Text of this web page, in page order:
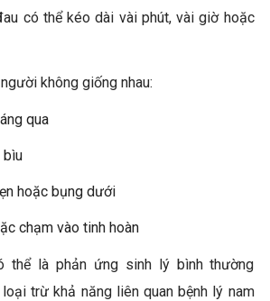
có thể kéo dài vài phút, vài giờ hoặc
không giống nhau:
qua
bìu
hoặc bụng dưới
chạm vào tinh hoàn
thể là phản ứng sinh lý bình thường
trừ khả năng liên quan bệnh lý nam